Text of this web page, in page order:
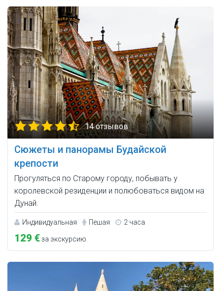
14 отзывов
Сюжеты и панорамы Будайской
крепости
Прогуляться по Старому городу, побывать у
королевской резиденции и полюбоваться видом на
Дунай.
Индивидуальная Пешая 2 часа
129 €за экскурсию